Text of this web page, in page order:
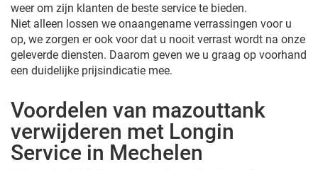
weer om zijn klanten de beste service te bieden.
Niet alleen lossen we onaangename verrassingen voor u
op, we zorgen er ook voor dat u nooit verrast wordt na onze
geleverde diensten. Daarom geven we u graag op voorhand
een duidelijke prijsindicatie mee.
Voordelen van mazouttank
verwijderen met Longin
Service in Mechelen